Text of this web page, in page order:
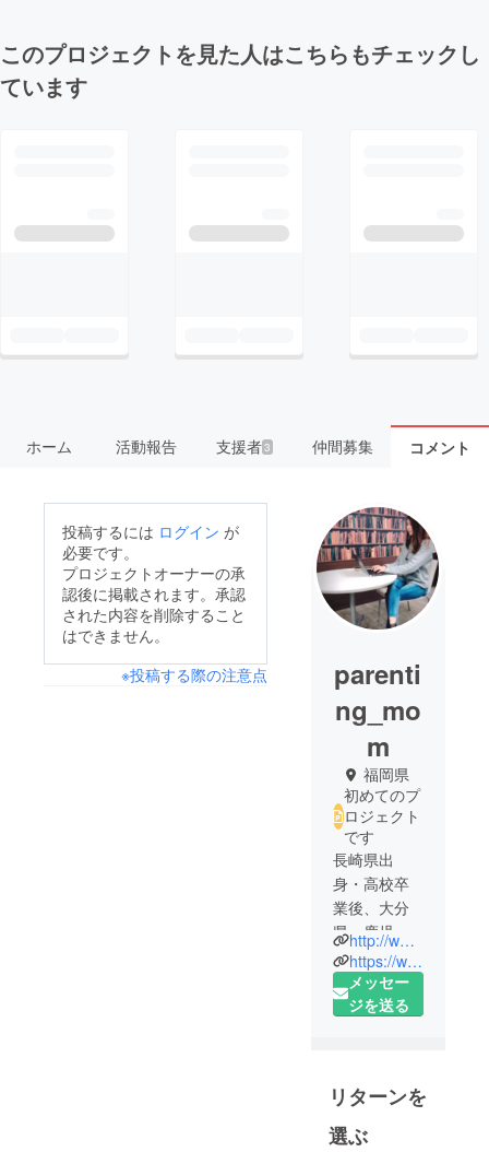
このプロジェクトを見た人はこちらもチェックし
ています
ホーム 活動報告 支援者3 仲間募集 コメント
投稿するには ログイン が
必要です。
プロジェクトオーナーの承
認後に掲載されます。承認
された内容を削除すること
はできません。
※投稿する際の注意点
parenti
ng_mo
m
福岡県
初めてのプ
ロジェクト
です
長崎県出
身・高校卒
業後、大分
県・鹿児島
県と移り住
み、現在福
岡県在住。
り、帰宅す
ると、男の
http://www.grab-japan.com
https://www.facebook.com/%E6%A0%AA%E5%BC%8F%E4%BC%9A%E7%A4%BE%E3%82%B0%E3%83%A9%E3%82%A1%E3%83%96-117006896872185
メッセー
ジを送る
リターンを
選ぶ